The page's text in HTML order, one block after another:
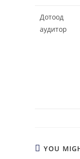
Дотоод
аудитор
YOU